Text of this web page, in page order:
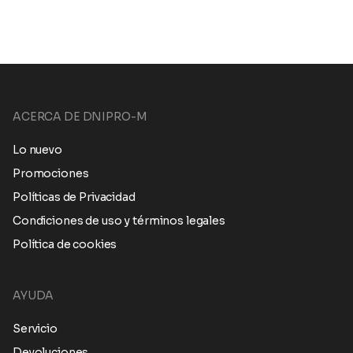
ACERCA DE DNIPRO-M
Lo nuevo
Promociones
Políticas de Privacidad
Condiciones de uso y términos legales
Política de cookies
AYUDA
Servicio